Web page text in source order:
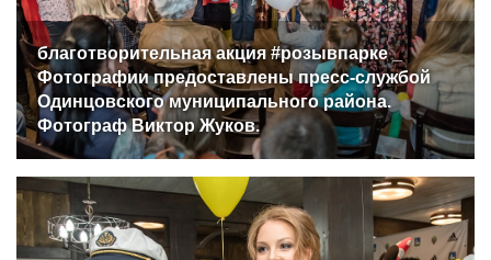
благотворительная акция #розывпарке _
Фотографии предоставлены пресс-службой
Одинцовского муниципального района.
Фотограф Виктор Жуков.